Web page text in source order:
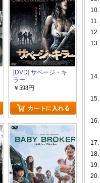
[DVD] サベージ・キ
ラー
￥598円
10.
11.
12.
13.
14.
15.
16.
17.
18.
19.
20.